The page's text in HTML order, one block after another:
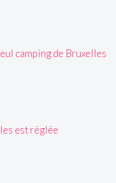
camping de Bruxelles
est réglée